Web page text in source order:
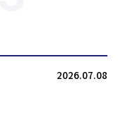
スタッフ紹介2026.07.08